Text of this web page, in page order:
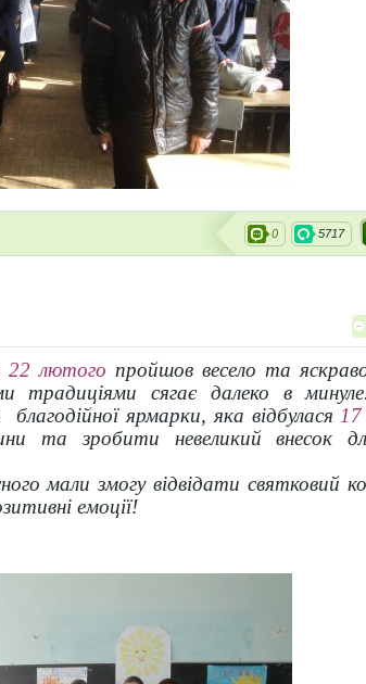
5717
0
22 лютого пройшов весело та
традиціями сягає далеко в
ярмарки, яка відбулася
та зробити невеликий внесок
мали змогу відвідати святковий
емоції!